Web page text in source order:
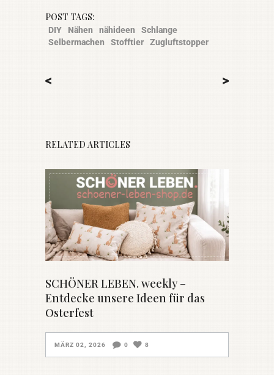
POST TAGS:
DIY Nähen nähideen
Schlange
Selbermachen
Stofftier Zugluftstopper
< >
RELATED ARTICLES
SCHÖNER LEBEN. weekly –
Entdecke unsere Ideen für das
Osterfest
MÄRZ 02, 2026 0 8